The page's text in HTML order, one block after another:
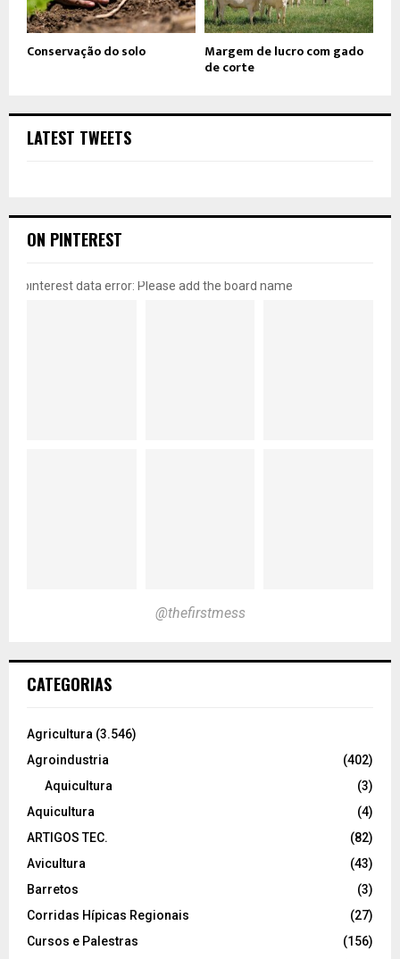
Conservação do solo Margem de lucro com gado
de corte
LATEST TWEETS
ON PINTEREST
pinterest data error: Please add the board name
@thefirstmess
CATEGORIAS
Agricultura (3.546)
Agroindustria
(402)
Aquicultura
(3)
Aquicultura
(4)
ARTIGOS TEC.
(82)
Avicultura
(43)
Barretos
(3)
Corridas Hípicas Regionais
(27)
Cursos e Palestras
(156)